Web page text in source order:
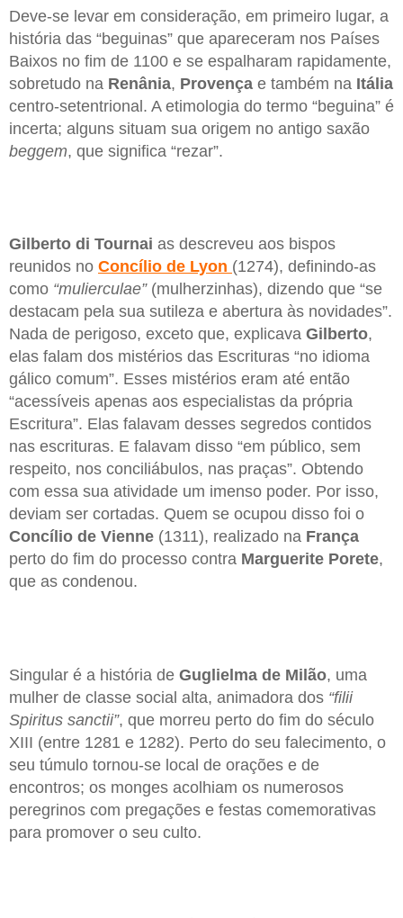
Deve-se levar em consideração, em primeiro lugar, a
história das “beguinas” que apareceram nos Países
Baixos no fim de 1100 e se espalharam rapidamente,
sobretudo na Renânia, Provença e também na Itália
centro-setentrional. A etimologia do termo “beguina” é
incerta; alguns situam sua origem no antigo saxão
beggem, que significa “rezar”.
Gilberto di Tournai as descreveu aos bispos
reunidos no Concílio de Lyon (1274), definindo-as
como “mulierculae”(mulherzinhas), dizendo que “se
destacam pela sua sutileza e abertura às novidades”.
Nada de perigoso, exceto que, explicava Gilberto,
elas falam dos mistérios das Escrituras “no idioma
gálico comum”. Esses mistérios eram até então
“acessíveis apenas aos especialistas da própria
Escritura”. Elas falavam desses segredos contidos
nas escrituras. E falavam disso “em público, sem
respeito, nos conciliábulos, nas praças”. Obtendo
com essa sua atividade um imenso poder. Por isso,
deviam ser cortadas. Quem se ocupou disso foi o
Concílio de Vienne (1311), realizado na França
perto do fim do processo contra Marguerite Porete,
que as condenou.
Singular é a história de Guglielma de Milão, uma
mulher de classe social alta, animadora dos “filii
Spiritus sanctii”, que morreu perto do fim do século
XIII (entre 1281 e 1282). Perto do seu falecimento, o
seu túmulo tornou-se local de orações e de
encontros; os monges acolhiam os numerosos
peregrinos com pregações e festas comemorativas
para promover o seu culto.